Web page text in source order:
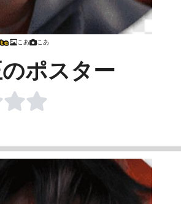
こあ こあ
ポスター